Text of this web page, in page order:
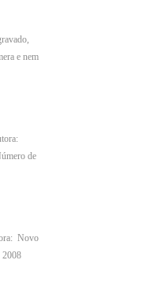
e nem
de
Novo